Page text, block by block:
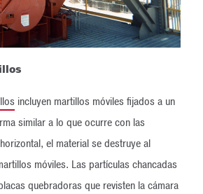
incluyen martillos móviles fijados a un
similar a lo que ocurre con las
el material se destruye al
móviles. Las partículas chancadas
quebradoras que revisten la cámara